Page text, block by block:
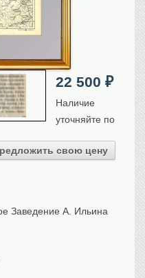
22 500₽
свою цену
Наличие
уточняйте по
Заведение А. Ильина